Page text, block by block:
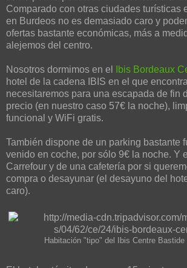
Comparado con otras ciudades turísticas
en Burdeos no es demasiado caro y
ofertas bastante económicas, más a
alejemos del centro.
Nosotros dormimos en el Ibis Bordeaux
hotel de la cadena IBIS en el que
necesitaremos para una escapada de fin
precio (en nuestro caso 57€ la noche),
funcional y WiFi gratis.
También dispone de un parking bastante
venido en coche, por sólo 9€ la noche. Y
Carrefour y de una cafetería por si
compra o desayunar (el desayuno del
caro).
Habitación "tipo" del Ibis Centre Bastide